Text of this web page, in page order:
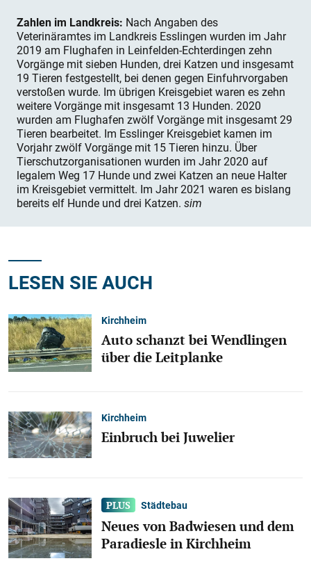
Zahlen im Landkreis: Nach Angaben des
Veterinäramtes im Landkreis Esslingen wurden im Jahr
2019 am Flughafen in Leinfelden-Echterdingen zehn
Vorgänge mit sieben Hunden, drei Katzen und insgesamt
19 Tieren festgestellt, bei denen gegen Einfuhrvorgaben
verstoßen wurde. Im übrigen Kreisgebiet waren es zehn
weitere Vorgänge mit insgesamt 13 Hunden. 2020
wurden am Flughafen zwölf Vorgänge mit insgesamt 29
Tieren bearbeitet. Im Esslinger Kreisgebiet kamen im
Vorjahr zwölf Vorgänge mit 15 Tieren hinzu. Über
Tierschutzorganisationen wurden im Jahr 2020 auf
legalem Weg 17 Hunde und zwei Katzen an neue Halter
im Kreisgebiet vermittelt. Im Jahr 2021 waren es bislang
bereits elf Hunde und drei Katzen. sim
LESEN SIE AUCH
Kirchheim
Auto schanzt bei Wendlingen
über die Leitplanke
Kirchheim
Einbruch bei Juwelier
Städtebau
Neues von Badwiesen und dem
Paradiesle in Kirchheim